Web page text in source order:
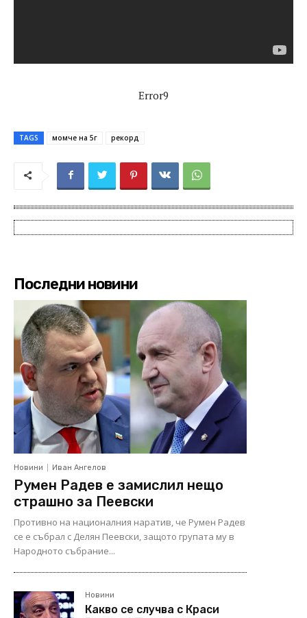
Error9
TAGS момче на 5г рекорд
Последни новини
Новини Иван Ангелов
Румен Радев е замислил нещо
страшно за Пеевски
Противно на националния наратив, че Румен Радев
се е събрал с Делян Пеевски, защото групата му в
Народното събрание...
Новини
Какво се случва с Краси